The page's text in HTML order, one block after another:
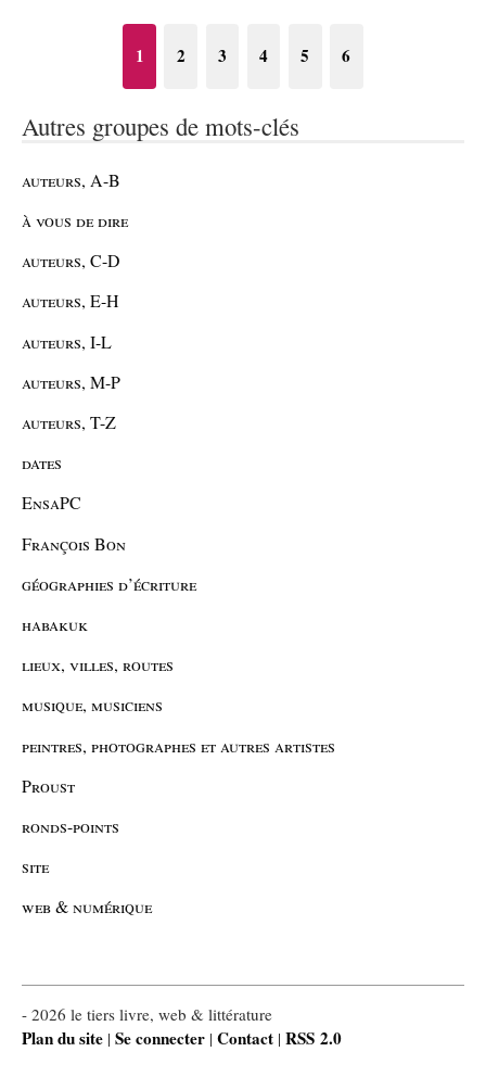
1 2 3 4 5 6
Autres groupes de mots-clés
auteurs, A-B
à vous de dire
auteurs, C-D
auteurs, E-H
auteurs, I-L
auteurs, M-P
auteurs, T-Z
dates
EnsaPC
François Bon
géographies d’écriture
habakuk
lieux, villes, routes
musique, musiciens
peintres, photographes et autres artistes
Proust
ronds-points
site
web & numérique
- 2026 le tiers livre, web & littérature
Plan du site | Se connecter | Contact | RSS 2.0